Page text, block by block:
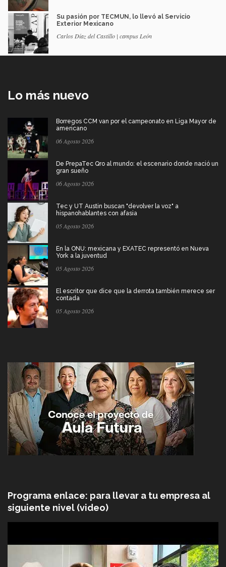
Su pasión por TECMUN, lo llevó al Servicio
Exterior Mexicano
Carlos Díaz del Castillo | campus León
Lo más nuevo
Borregos CCM van por el campeonato en Liga Mayor de
americano
06 Agosto 2026
De PrepaTec Qro al mundo: el escenario donde nació un
gran sueño
06 Agosto 2026
Tec y UT Austin buscan "devolver la voz" a
hispanohablantes con afasia
05 Agosto 2026
En la ONU: mexicana y EXATEC representó en Nueva
York a la juventud
05 Agosto 2026
El escritor que dice que la derrota también merece ser
contada
05 Agosto 2026
Programa enlace: para llevar a tu empresa al
siguiente nivel (video)